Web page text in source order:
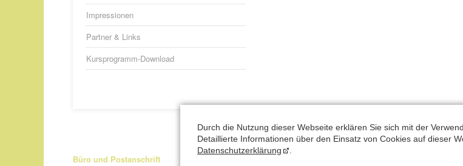
Impressionen
Partner & Links
Kursprogramm-Download
Büro und Postanschrift
Durch die Nutzung dieser Webseite erklären Sie sich mit der
Detaillierte Informationen über den Einsatz von Cookies auf dieser
Datenschutzerklärung